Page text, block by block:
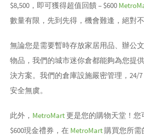
$8,500，即可獲得超值回饋 – $600
數量有限，先到先得，機會難逢，絕對
無論您是需要暫時存放家居用品、辦公
物品，我們的城市迷你倉都能夠為您提
決方案。我們的倉庫設施嚴密管理，24/
安全無虞。
此外， MetroMart 更是您的購物天堂！
$600現金禮券，在 MetroMart購買您所需